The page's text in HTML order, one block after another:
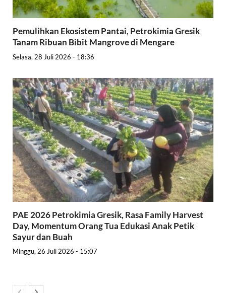
Pemulihkan Ekosistem Pantai, Petrokimia Gresik
Tanam Ribuan Bibit Mangrove di Mengare
Selasa, 28 Juli 2026 - 18:36
PAE 2026 Petrokimia Gresik, Rasa Family Harvest
Day, Momentum Orang Tua Edukasi Anak Petik
Sayur dan Buah
Minggu, 26 Juli 2026 - 15:07